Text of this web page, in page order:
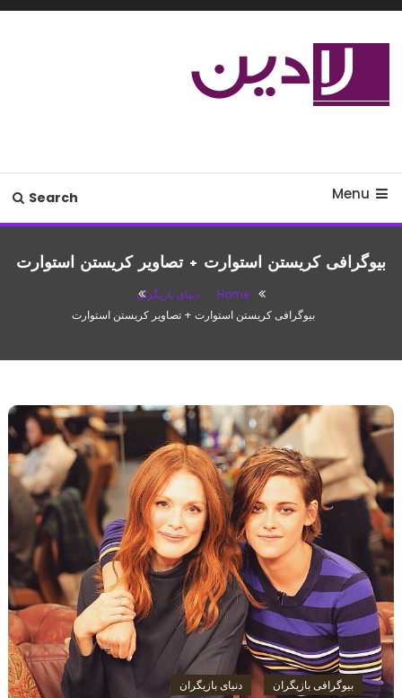
Skip
Menu
Search
بیوگرافی کریستن استوارت + تصاویر کریستن استوارت
Home
دنیای بازیگران
بیوگرافی کریستن استوارت + تصاویر کریستن استوارت
بیوگرافی بازیگران
دنیای بازیگران